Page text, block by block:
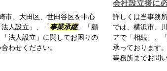
市、大田区、世田谷区を中心
人設立」、「事業承継」「顧
法人設立」に関してお困りの
わせください。
会社設立後に
詳しくは当事務
では、横浜市、
アで「相続」、
承っております
事務所までお問い